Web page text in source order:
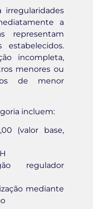
irregularidades
a
representam
estabelecidos.
incompleta,
menores ou
de menor
incluem:
(valor base,
regulador
mediante